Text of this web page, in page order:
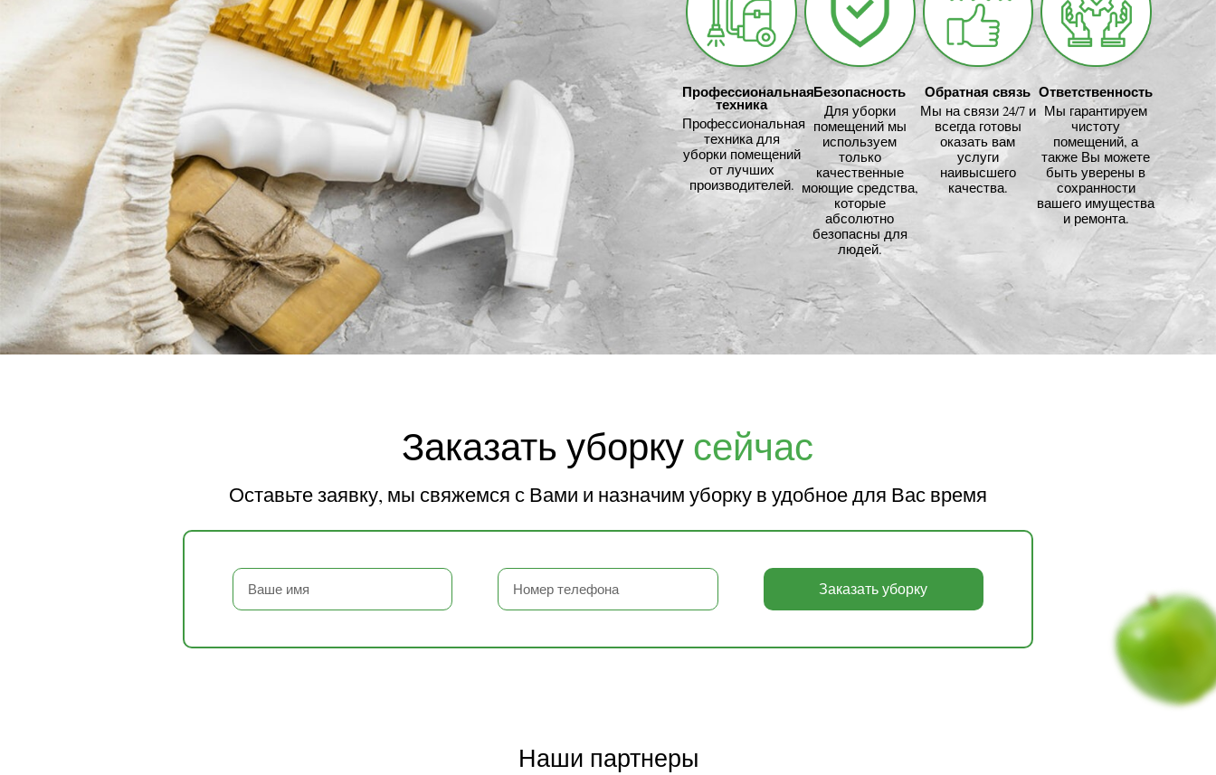
Профессиональная
техника
Профессиональная
техника для
уборки помещений
от лучших
производителей.
Безопасность
Для уборки
помещений мы
используем
только
качественные
моющие средства,
которые
абсолютно
безопасны для
людей.
Обратная связь
Мы на связи 24/7 и
всегда готовы
оказать вам
услуги
наивысшего
качества.
Ответственность
Мы гарантируем
чистоту
помещений, а
также Вы можете
быть уверены в
сохранности
вашего имущества
и ремонта.
Заказать уборкусейчас
Оставьте заявку, мы свяжемся с Вами и назначим уборку в удобное для Вас время
Заказать уборку
Наши партнеры